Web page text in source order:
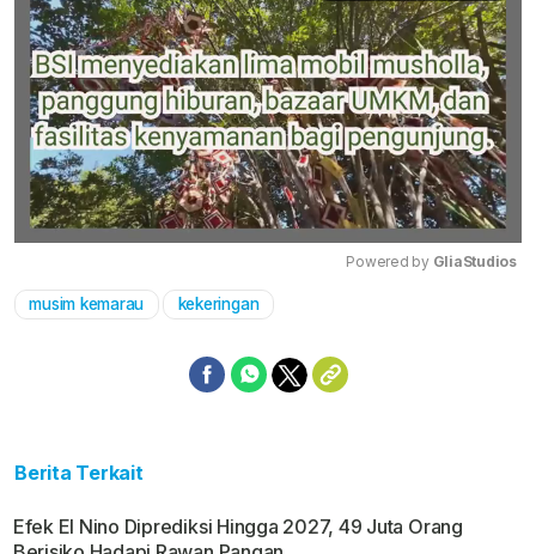
Powered by GliaStudios
musim kemarau kekeringan
Berita Terkait
Efek El Nino Diprediksi Hingga 2027, 49 Juta Orang